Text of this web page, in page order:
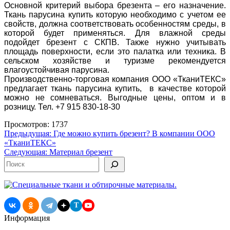
Основной критерий выбора брезента – его назначение.
Ткань парусина купить которую необходимо с учетом ее
свойств, должна соответствовать особенностям среды, в
которой будет применяться. Для влажной среды
подойдет брезент с СКПВ. Также нужно учитывать
площадь поверхности, если это палатка или техника. В
сельском хозяйстве и туризме рекомендуется
влагоустойчивая парусина.
Производственно-торговая компания ООО «ТканиТЕКС»
предлагает ткань парусина купить, в качестве которой
можно не сомневаться. Выгодные цены, оптом и в
розницу. Тел. +7 915 830-18-30
Просмотров: 1737
Навигация
по
записям
Предыдущая: Где можно купить брезент? В компании ООО
«ТканиТЕКС»
Следующая: Материал брезент
Поиск
T
Информация